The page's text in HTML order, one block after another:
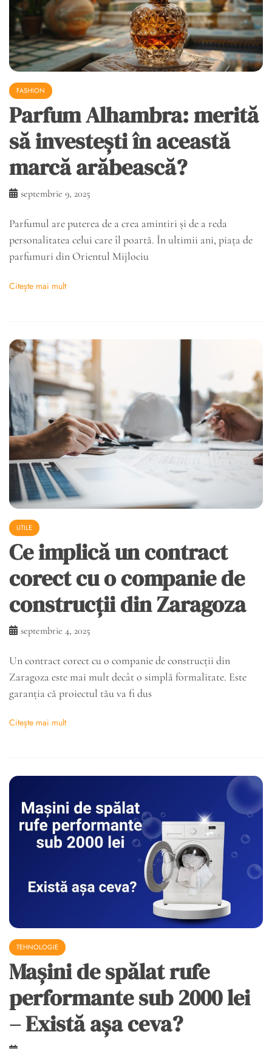
FASHION
Parfum Alhambra: merită
să investești în această
marcă arăbească?
septembrie 9, 2025
Parfumul are puterea de a crea amintiri și de a reda
personalitatea celui care îl poartă. În ultimii ani, piața de
parfumuri din Orientul Mijlociu
Citește mai mult
UTILE
Ce implică un contract
corect cu o companie de
construcții din Zaragoza
septembrie 4, 2025
Un contract corect cu o companie de construcții din
Zaragoza este mai mult decât o simplă formalitate. Este
garanția că proiectul tău va fi dus
Citește mai mult
TEHNOLOGIE
Mașini de spălat rufe
performante sub 2000 lei
– Există așa ceva?